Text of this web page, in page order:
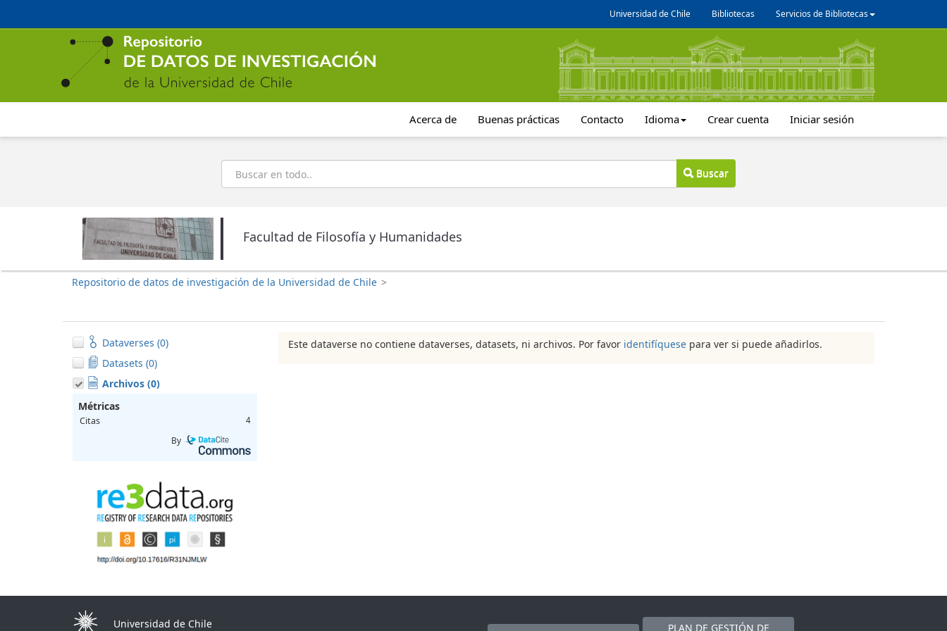
contenido
Universidad de Chile Bibliotecas Servicios de Bibliotecas
Acerca de Buenas prácticas Contacto Idioma Crear cuenta Iniciar sesión
Buscar
Buscar
Facultad de Filosofía y Humanidades
Repositorio de datos de investigación de la Universidad de Chile >
Dataverses (0)
Datasets (0)
Archivos (0)
Métricas
Citas 4
By
Este dataverse no contiene dataverses, datasets, ni archivos. Por favor identifíquese para ver si puede añadirlos.
Universidad de Chile
PLAN DE GESTIÓN DE